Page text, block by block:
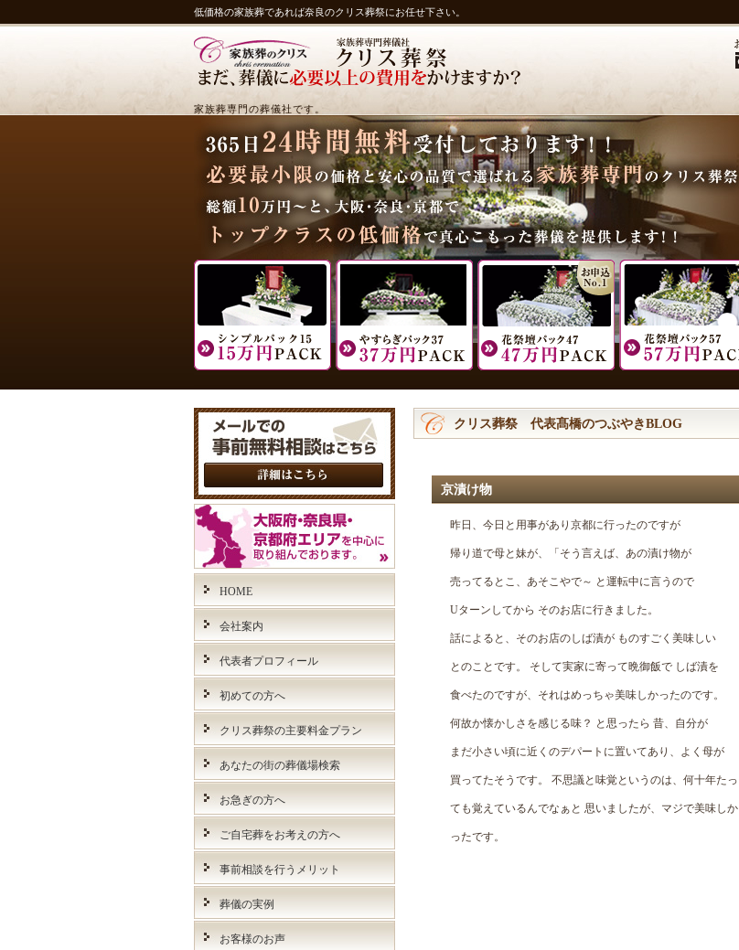
低価格の家族葬であれば奈良のクリス葬祭にお任せ下さい。
家族葬専門の葬儀社です。
クリス葬祭 代表髙橋のつぶやきBLOG
京漬け物
昨日、今日と用事があり京都に行ったのですが
帰り道で母と妹が、「そう言えば、あの漬け物が
売ってるとこ、あそこやで～ と運転中に言うので
Uターンしてから そのお店に行きました。
話によると、そのお店のしば漬が ものすごく美味しい
とのことです。 そして実家に寄って晩御飯で しば漬を
食べたのですが、それはめっちゃ美味しかったのです。
何故か懐かしさを感じる味？ と思ったら 昔、自分が
まだ小さい頃に近くのデパートに置いてあり、よく母が
買ってたそうです。 不思議と味覚というのは、何十年たっ
ても覚えているんでなぁと 思いましたが、マジで美味しか
ったです。
HOME
会社案内
代表者プロフィール
初めての方へ
クリス葬祭の主要料金プラン
あなたの街の葬儀場検索
お急ぎの方へ
ご自宅葬をお考えの方へ
事前相談を行うメリット
葬儀の実例
お客様のお声